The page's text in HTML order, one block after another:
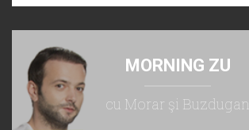
MORNING ZU
cu Morar şi Buzdugan